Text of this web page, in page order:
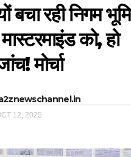
बचा रही निगम भूमि
को, हो
मोर्चा
12, 2025